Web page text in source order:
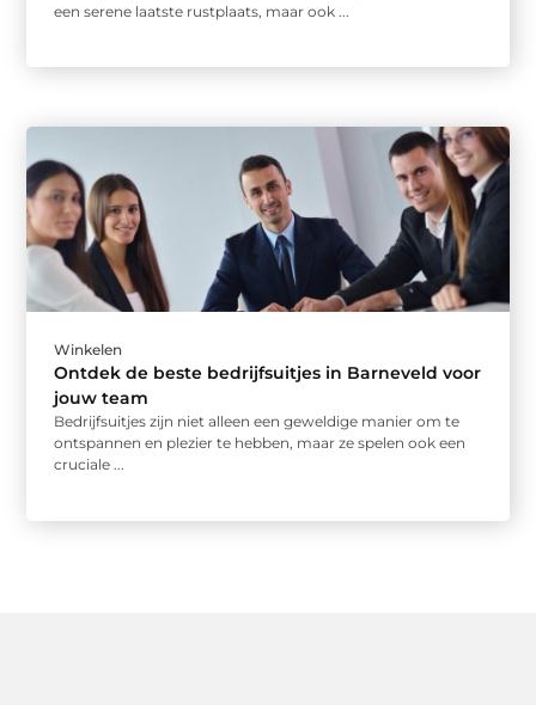
een serene laatste rustplaats, maar ook ...
Winkelen
Ontdek de beste bedrijfsuitjes in Barneveld voor
jouw team
Bedrijfsuitjes zijn niet alleen een geweldige manier om te
ontspannen en plezier te hebben, maar ze spelen ook een
cruciale ...